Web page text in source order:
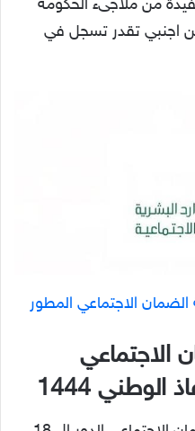
من ملاجىء الحكومة
اجنبي تقدر تسجل في
الاجتماعي المطور
الاجتماعي
1444